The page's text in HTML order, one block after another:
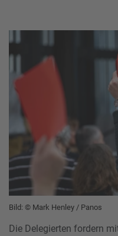
Bild: © Mark Henley / Panos
Die Delegierten fordern